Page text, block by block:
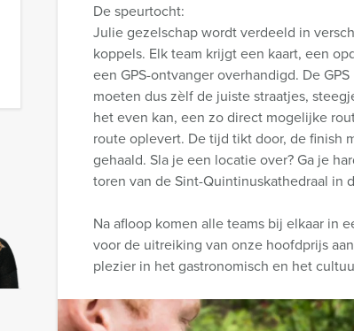
De speurtocht:
Julie gezelschap wordt verdeeld in
koppels. Elk team krijgt een kaart, een
een GPS-ontvanger overhandigd. De
moeten dus zèlf de juiste straatjes,
het even kan, een zo direct mogelijke
route oplevert. De tijd tikt door, de finish
gehaald. Sla je een locatie over? Ga je
toren van de Sint-Quintinuskathedraal in
Na afloop komen alle teams bij elkaar in
voor de uitreiking van onze hoofdprijs
plezier in het gastronomisch en het